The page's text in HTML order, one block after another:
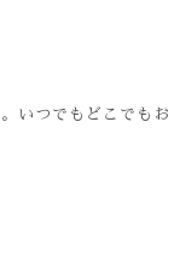
いつでもどこでもお